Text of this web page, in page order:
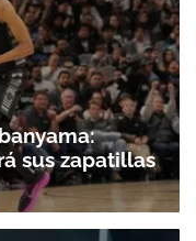
sus zapatillas